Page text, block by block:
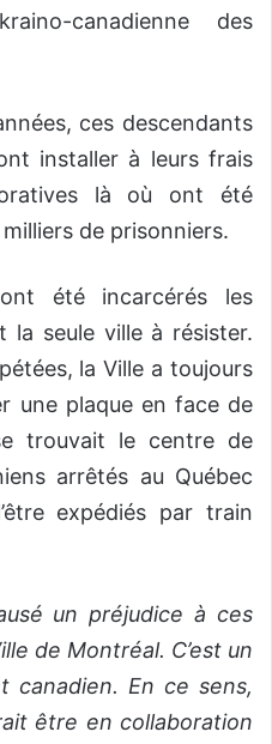
canadienne des
ces descendants
installer à leurs frais
là où ont été
de prisonniers.
été incarcérés les
la seule ville à résister.
la Ville a toujours
une plaque en face de
trouvait le centre de
arrêtés au Québec
expédiés par train
un préjudice à ces
de Montréal. C’est un
canadien. En ce sens,
être en collaboration